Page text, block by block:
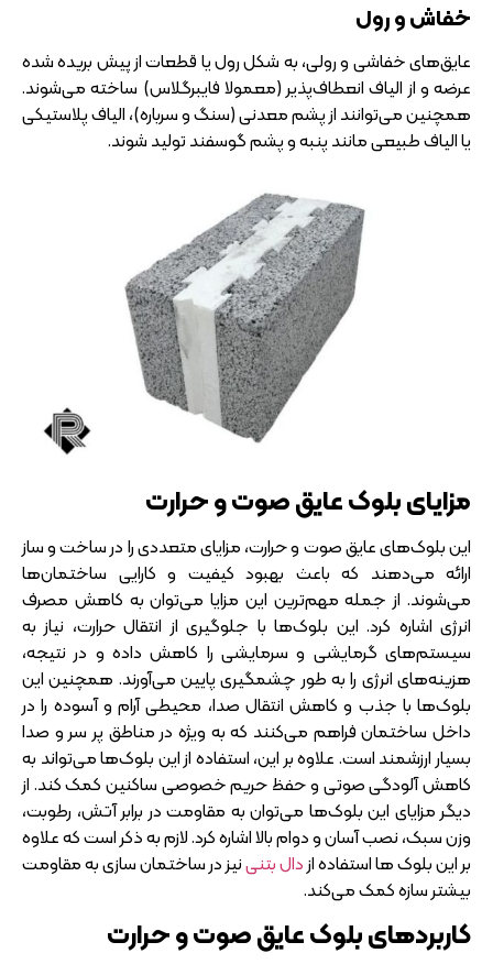
خفاش و رول
عایق‌های خفاشی و رولی، به شکل رول یا قطعات از پیش بریده شده
عرضه و از الیاف انعطاف‌پذیر (معمولا فایبرگلاس) ساخته می‌شوند.
همچنین می‌توانند از پشم معدنی (سنگ و سرباره)، الیاف پلاستیکی
یا الیاف طبیعی مانند پنبه و پشم گوسفند تولید شوند.
مزایای بلوک عایق صوت و حرارت
این بلوک‌های عایق صوت و حرارت، مزایای متعددی را در ساخت و ساز
ارائه می‌دهند که باعث بهبود کیفیت و کارایی ساختمان‌ها
می‌شوند. از جمله مهم‌ترین این مزایا می‌توان به کاهش مصرف
انرژی اشاره کرد. این بلوک‌ها با جلوگیری از انتقال حرارت، نیاز به
سیستم‌های گرمایشی و سرمایشی را کاهش داده و در نتیجه،
هزینه‌های انرژی را به طور چشمگیری پایین می‌آورند. همچنین این
بلوک‌ها با جذب و کاهش انتقال صدا، محیطی آرام و آسوده را در
داخل ساختمان فراهم می‌کنند که به ویژه در مناطق پر سر و صدا
بسیار ارزشمند است. علاوه بر این، استفاده از این بلوک‌ها می‌تواند به
کاهش آلودگی صوتی و حفظ حریم خصوصی ساکنین کمک کند. از
دیگر مزایای این بلوک‌ها می‌توان به مقاومت در برابر آتش، رطوبت،
وزن سبک، نصب آسان و دوام بالا اشاره کرد. لازم به ذکر است که علاوه
بر این بلوک ها استفاده ازدال بتنینیز در ساختمان سازی به مقاومت
بیشتر سازه کمک می‌کند.
کاربردهای بلوک عایق صوت و حرارت